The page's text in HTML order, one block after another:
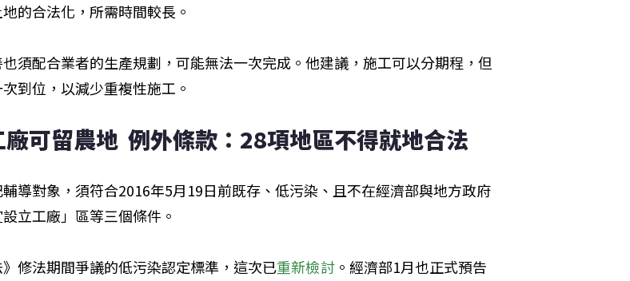
的合法化，所需時間較長。
須配合業者的生產規劃，可能無法一次完成。他建議，施工可以分期程，但
到位，以減少重複性施工。
可留農地  例外條款：28項地區不得就地合法
導對象，須符合2016年5月19日前既存、低污染、且不在經濟部與地方政府
立工廠」區等三個條件。
修法期間爭議的低污染認定標準，這次已重新檢討。經濟部1月也正式預告